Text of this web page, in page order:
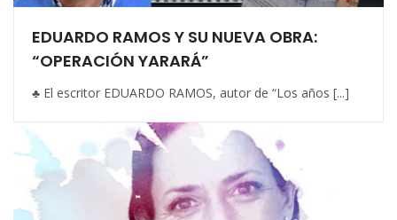
EDUARDO RAMOS Y SU NUEVA OBRA:
“OPERACIÓN YARARÁ”
♣ El escritor EDUARDO RAMOS, autor de “Los años [...]